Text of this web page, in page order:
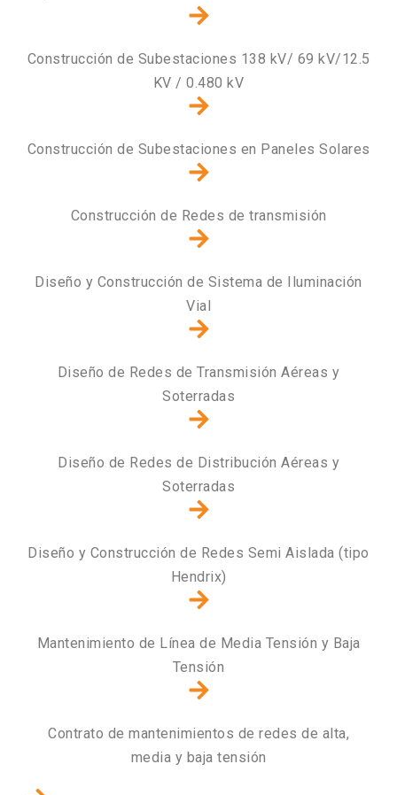
Construcción de Subestaciones 138 kV/ 69 kV/12.5
KV / 0.480 kV
Construcción de Subestaciones en Paneles Solares
Construcción de Redes de transmisión
Diseño y Construcción de Sistema de Iluminación
Vial
Diseño de Redes de Transmisión Aéreas y
Soterradas
Diseño de Redes de Distribución Aéreas y
Soterradas
Diseño y Construcción de Redes Semi Aislada (tipo
Hendrix)
Mantenimiento de Línea de Media Tensión y Baja
Tensión
Contrato de mantenimientos de redes de alta,
media y baja tensión